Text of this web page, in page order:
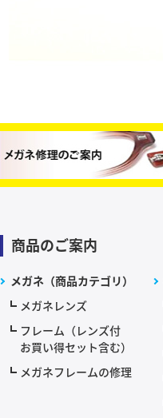
商品のご案内
メガネ（商品カテゴリ）
メガネレンズ
フレーム（レンズ付
お買い得セット含む）
メガネフレームの修理